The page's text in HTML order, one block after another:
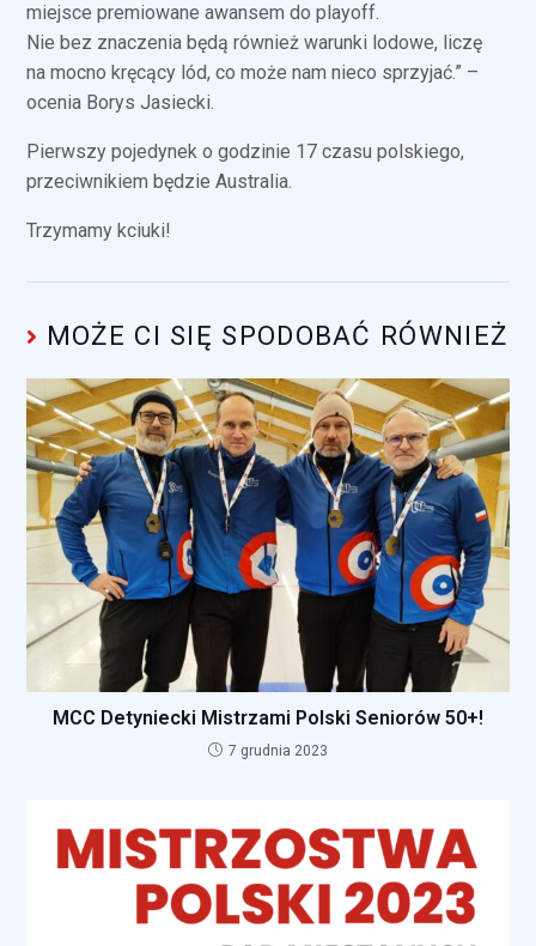
miejsce premiowane awansem do playoff.
Nie bez znaczenia będą również warunki lodowe, liczę
na mocno kręcący lód, co może nam nieco sprzyjać.” –
ocenia Borys Jasiecki.
Pierwszy pojedynek o godzinie 17 czasu polskiego,
przeciwnikiem będzie Australia.
Trzymamy kciuki!
MOŻE CI SIĘ SPODOBAĆ RÓWNIEŻ
MCC Detyniecki Mistrzami Polski Seniorów 50+!
7 grudnia 2023